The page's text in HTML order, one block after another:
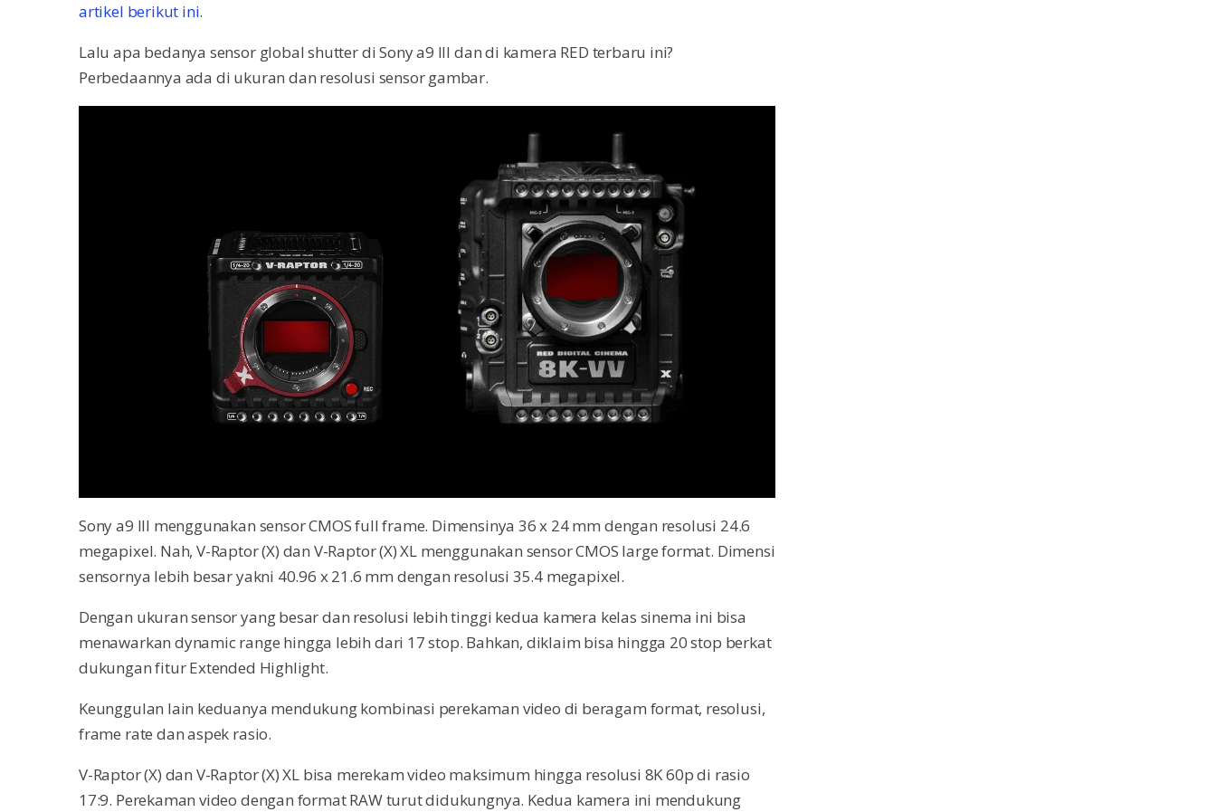
artikel berikut ini.
Lalu apa bedanya sensor global shutter di Sony a9 III dan di kamera RED terbaru ini?
Perbedaannya ada di ukuran dan resolusi sensor gambar.
Sony a9 III menggunakan sensor CMOS full frame. Dimensinya 36 x 24 mm dengan resolusi 24.6
megapixel. Nah, V-Raptor (X) dan V-Raptor (X) XL menggunakan sensor CMOS large format. Dimensi
sensornya lebih besar yakni 40.96 x 21.6 mm dengan resolusi 35.4 megapixel.
Dengan ukuran sensor yang besar dan resolusi lebih tinggi kedua kamera kelas sinema ini bisa
menawarkan dynamic range hingga lebih dari 17 stop. Bahkan, diklaim bisa hingga 20 stop berkat
dukungan fitur Extended Highlight.
Keunggulan lain keduanya mendukung kombinasi perekaman video di beragam format, resolusi,
frame rate dan aspek rasio.
V-Raptor (X) dan V-Raptor (X) XL bisa merekam video maksimum hingga resolusi 8K 60p di rasio
17:9. Perekaman video dengan format RAW turut didukungnya. Kedua kamera ini mendukung